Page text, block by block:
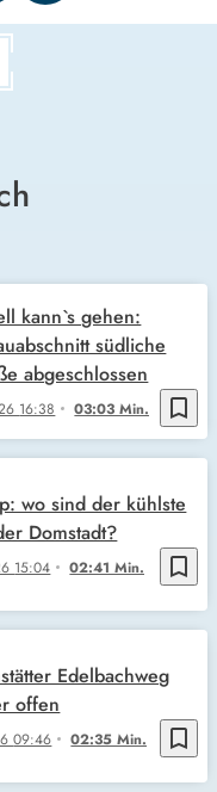
bookmark_border
16:38 03:03 Min.
kann`s gehen:
südliche
abgeschlossen
bookmark_border
15:04 02:41 Min.
wo sind der kühlste
Domstadt?
bookmark_border
09:46 02:35 Min.
Edelbachweg
offen